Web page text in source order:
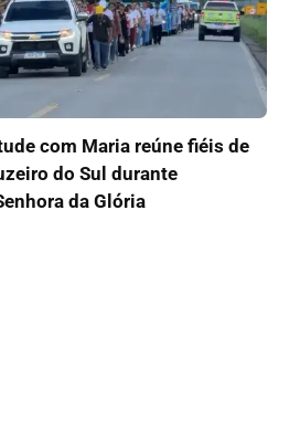
com Maria reúne fiéis de
do Sul durante
da Glória